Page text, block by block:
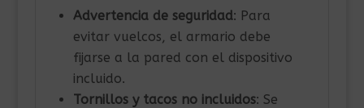
Advertencia de seguridad: Para
evitar vuelcos, el armario debe
fijarse a la pared con el dispositivo
incluido.
Tornillos y tacos no incluidos: Se